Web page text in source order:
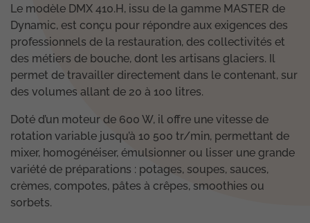
Le modèle DMX 410.H, issu de la gamme MASTER de
Dynamic, est conçu pour répondre aux exigences des
professionnels de la restauration, des collectivités et
des métiers de bouche, dont les artisans glaciers. Il
permet de travailler directement dans le contenant, sur
des volumes allant de 20 à 100 litres.
Doté d’un moteur de 600 W, il offre une vitesse de
rotation variable jusqu’à 10 500 tr/min, permettant de
mixer, homogénéiser, émulsionner ou lisser une grande
variété de préparations : potages, soupes, sauces,
crèmes, compotes, pâtes à crêpes, smoothies ou
sorbets.